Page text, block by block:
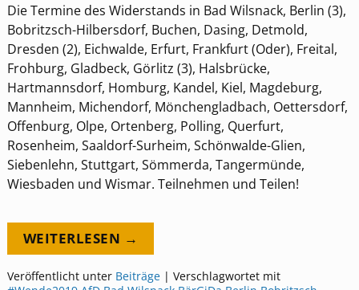
Die Termine des Widerstands in Bad Wilsnack, Berlin (3),
Bobritzsch-Hilbersdorf, Buchen, Dasing, Detmold,
Dresden (2), Eichwalde, Erfurt, Frankfurt (Oder), Freital,
Frohburg, Gladbeck, Görlitz (3), Halsbrücke,
Hartmannsdorf, Homburg, Kandel, Kiel, Magdeburg,
Mannheim, Michendorf, Mönchengladbach, Oettersdorf,
Offenburg, Olpe, Ortenberg, Polling, Querfurt,
Rosenheim, Saaldorf-Surheim, Schönwalde-Glien,
Siebenlehn, Stuttgart, Sömmerda, Tangermünde,
Wiesbaden und Wismar. Teilnehmen und Teilen!
WEITERLESEN →
Veröffentlicht unter Beiträge| Verschlagwortet mit